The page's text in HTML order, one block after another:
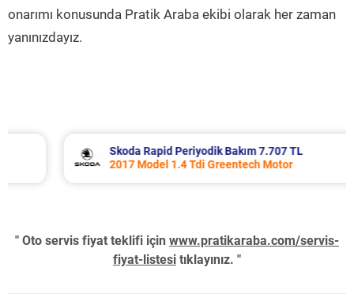
onarımı konusunda Pratik Araba ekibi olarak her zaman
yanınızdayız.
Skoda Rapid Periyodik Bakım 7.707 TL
2017 Model 1.4 Tdi Greentech Motor
" Oto servis fiyat teklifi için www.pratikaraba.com/servis-
fiyat-listesi tıklayınız. "